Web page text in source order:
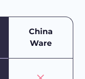
China
Ware